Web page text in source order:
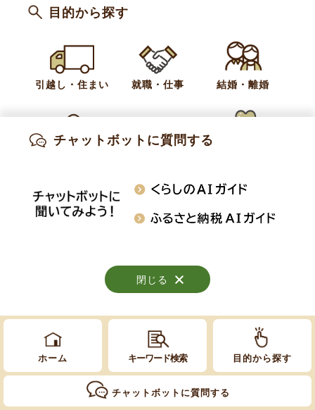
ホーム キーワード検索 目的から探す
チャットボットに質問する
知りたい情報を検索
閉じる
目的から探す
引越し・住まい 就職・仕事 結婚・離婚
閉じる
チャットボットに質問する
閉じる